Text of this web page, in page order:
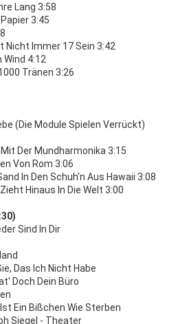
Lang 3:58
3:45
Nicht Immer 17 Sein 3:42
4:12
Tränen 3:26
(Die Module Spielen Verrückt)
Der Mundharmonika 3:15
Von Rom 3:06
In Den Schuh'n Aus Hawaii 3:08
Hinaus In Die Welt 3:00
Sind In Dir
Das Ich Nicht Habe
Doch Dein Büro
Ein Bißchen Wie Sterben
Siegel - Theater